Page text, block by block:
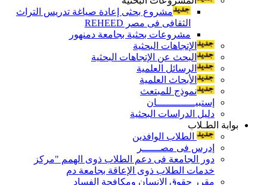
مشروع بحثى إعادة صياغة تدريس التراث
الثقافى فى مصر REHEED
مشروعات بحثية بجامعة دمنهور
الإتجاهات البحثية
البحث عن الإتجاهات البحثية
الرسائل العلمية
الأبحاث العلمية
نموذج للمبتعث
إستبيـــــــــــــان
دليل الدراسات البحثية
بوابة الطـلاب
الطلاب الوافدين
إدرس فى مصــــــر
دور الجامعة فى دعم الطلاب ذوى الهمم "مركز
خدمات الطلاب ذوى الإعاقة بجامعة دم
مقرر حقوق الإنسان ومكافحة الفساد